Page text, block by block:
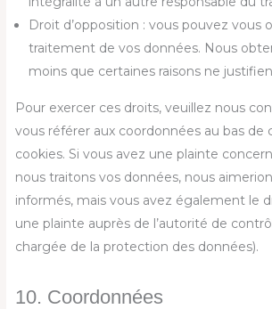
Droit d’opposition : vous pouvez vous
traitement de vos données. Nous
moins que certaines raisons ne
Pour exercer ces droits, veuillez nous
vous référer aux coordonnées au bas
cookies. Si vous avez une plainte
nous traitons vos données, nous
informés, mais vous avez également le
une plainte auprès de l’autorité de
chargée de la protection des données).
10. Coordonnées